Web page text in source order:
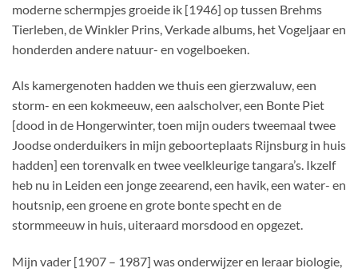
moderne schermpjes groeide ik [1946] op tussen Brehms
Tierleben, de Winkler Prins, Verkade albums, het Vogeljaar en
honderden andere natuur- en vogelboeken.
Als kamergenoten hadden we thuis een gierzwaluw, een
storm- en een kokmeeuw, een aalscholver, een Bonte Piet
[dood in de Hongerwinter, toen mijn ouders tweemaal twee
Joodse onderduikers in mijn geboorteplaats Rijnsburg in huis
hadden] een torenvalk en twee veelkleurige tangara’s. Ikzelf
heb nu in Leiden een jonge zeearend, een havik, een water- en
houtsnip, een groene en grote bonte specht en de
stormmeeuw in huis, uiteraard morsdood en opgezet.
Mijn vader [1907 – 1987] was onderwijzer en leraar biologie,